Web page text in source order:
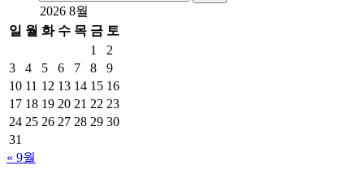
2026 8월
일 월 화 수 목 금 토
1
2
3
4 5 6 7 8
9
10 11 12 13 14 15 16
17 18 19 20 21 22 23
24 25 26 27 28 29 30
31
« 9월